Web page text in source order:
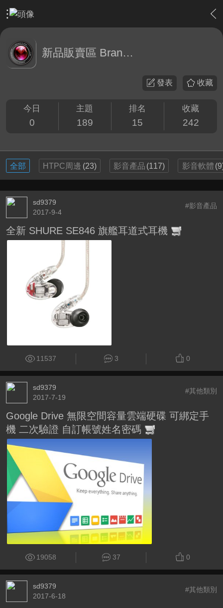
敗家特區 For Sale or Trade › 新品販賣區 Brand new
新品販賣區 Brand new Plaza
收藏
發表
今日
0
主題
189
排名
15
收藏
242
全部 HTPC周邊 (23) 影音產品 (117) 影音軟體
sd9379
2017-9-4
#影音產品
全新 SHURE SE846 旗艦耳道式耳機
11537 3 0
sd9379
2017-7-19
#其他類別
Google Drive 無限空間容量雲端硬碟 可綁定手
機 二次驗證 自訂帳號姓名密碼
19058 37 0
sd9379
2017-6-18
#其他類別